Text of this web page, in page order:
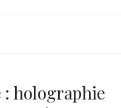
: holographie